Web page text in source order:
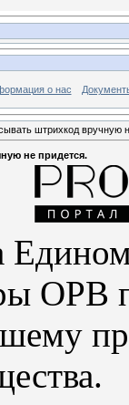
о нас
штрихкод вручную
не придется.
ОРВ